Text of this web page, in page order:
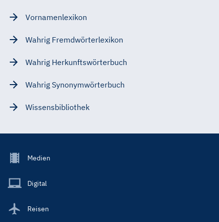
Vornamenlexikon
Wahrig Fremdwörterlexikon
Wahrig Herkunftswörterbuch
Wahrig Synonymwörterbuch
Wissensbibliothek
Footer
Main
Medien
Digital
Reisen